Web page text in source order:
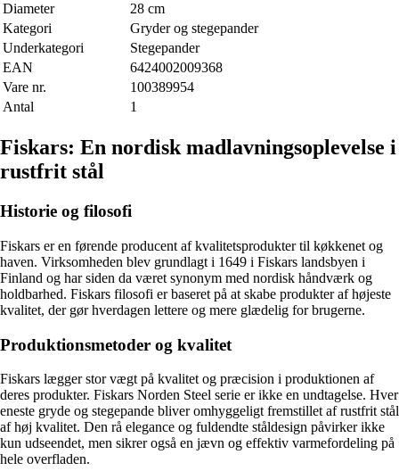
Diameter
28 cm
Kategori
Gryder og stegepander
Underkategori
Stegepander
EAN
6424002009368
Vare nr.
100389954
Antal
1
Fiskars: En nordisk madlavningsoplevelse i
rustfrit stål
Historie og filosofi
Fiskars er en førende producent af kvalitetsprodukter til køkkenet og
haven. Virksomheden blev grundlagt i 1649 i Fiskars landsbyen i
Finland og har siden da været synonym med nordisk håndværk og
holdbarhed. Fiskars filosofi er baseret på at skabe produkter af højeste
kvalitet, der gør hverdagen lettere og mere glædelig for brugerne.
Produktionsmetoder og kvalitet
Fiskars lægger stor vægt på kvalitet og præcision i produktionen af
deres produkter. Fiskars Norden Steel serie er ikke en undtagelse. Hver
eneste gryde og stegepande bliver omhyggeligt fremstillet af rustfrit stål
af høj kvalitet. Den rå elegance og fuldendte ståldesign påvirker ikke
kun udseendet, men sikrer også en jævn og effektiv varmefordeling på
hele overfladen.